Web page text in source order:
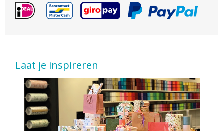
Laat je inspireren